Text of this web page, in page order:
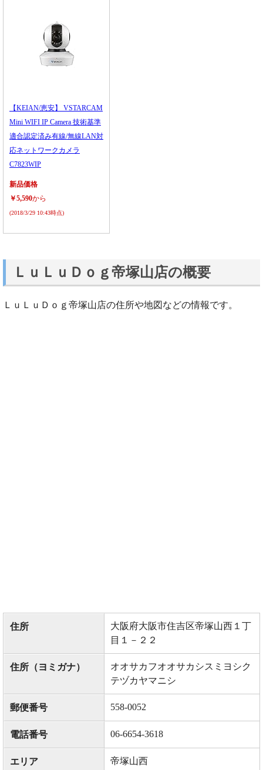
【KEIAN/恵安】 VSTARCAM
Mini WIFI IP Camera 技術基準
適合認定済み有線/無線LAN対
応ネットワークカメラ
C7823WIP
新品価格
￥5,590から
(2018/3/29 10:43時点)
ＬｕＬｕＤｏｇ帝塚山店の概要
ＬｕＬｕＤｏｇ帝塚山店の住所や地図などの情報です。
住所
大阪府大阪市住吉区帝塚山西１丁
目１－２２
住所（ヨミガナ）
オオサカフオオサカシスミヨシク
テヅカヤマニシ
郵便番号 558-0052
電話番号 06-6654-3618
エリア 帝塚山西